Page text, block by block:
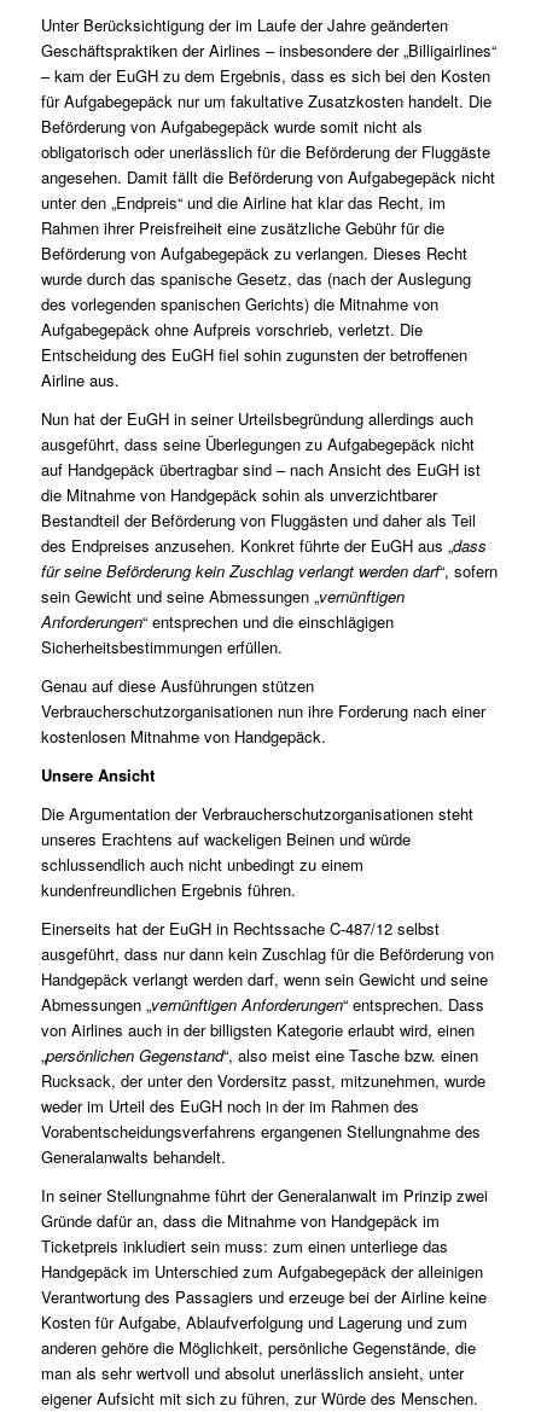
Unter Berücksichtigung der im Laufe der Jahre geänderten
Geschäftspraktiken der Airlines – insbesondere der „Billigairlines“
– kam der EuGH zu dem Ergebnis, dass es sich bei den Kosten
für Aufgabegepäck nur um fakultative Zusatzkosten handelt. Die
Beförderung von Aufgabegepäck wurde somit nicht als
obligatorisch oder unerlässlich für die Beförderung der Fluggäste
angesehen. Damit fällt die Beförderung von Aufgabegepäck nicht
unter den „Endpreis“ und die Airline hat klar das Recht, im
Rahmen ihrer Preisfreiheit eine zusätzliche Gebühr für die
Beförderung von Aufgabegepäck zu verlangen. Dieses Recht
wurde durch das spanische Gesetz, das (nach der Auslegung
des vorlegenden spanischen Gerichts) die Mitnahme von
Aufgabegepäck ohne Aufpreis vorschrieb, verletzt. Die
Entscheidung des EuGH fiel sohin zugunsten der betroffenen
Airline aus.
Nun hat der EuGH in seiner Urteilsbegründung allerdings auch
ausgeführt, dass seine Überlegungen zu Aufgabegepäck nicht
auf Handgepäck übertragbar sind – nach Ansicht des EuGH ist
die Mitnahme von Handgepäck sohin als unverzichtbarer
Bestandteil der Beförderung von Fluggästen und daher als Teil
des Endpreises anzusehen. Konkret führte der EuGH aus „dass
für seine Beförderung kein Zuschlag verlangt werden darf“, sofern
sein Gewicht und seine Abmessungen „vernünftigen
Anforderungen“ entsprechen und die einschlägigen
Sicherheitsbestimmungen erfüllen.
Genau auf diese Ausführungen stützen
Verbraucherschutzorganisationen nun ihre Forderung nach einer
kostenlosen Mitnahme von Handgepäck.
Unsere Ansicht
Die Argumentation der Verbraucherschutzorganisationen steht
unseres Erachtens auf wackeligen Beinen und würde
schlussendlich auch nicht unbedingt zu einem
kundenfreundlichen Ergebnis führen.
Einerseits hat der EuGH in Rechtssache C‑487/12 selbst
ausgeführt, dass nur dann kein Zuschlag für die Beförderung von
Handgepäck verlangt werden darf, wenn sein Gewicht und seine
Abmessungen „vernünftigen Anforderungen“ entsprechen. Dass
von Airlines auch in der billigsten Kategorie erlaubt wird, einen
„persönlichen Gegenstand“, also meist eine Tasche bzw. einen
Rucksack, der unter den Vordersitz passt, mitzunehmen, wurde
weder im Urteil des EuGH noch in der im Rahmen des
Vorabentscheidungsverfahrens ergangenen Stellungnahme des
Generalanwalts behandelt.
In seiner Stellungnahme führt der Generalanwalt im Prinzip zwei
Gründe dafür an, dass die Mitnahme von Handgepäck im
Ticketpreis inkludiert sein muss: zum einen unterliege das
Handgepäck im Unterschied zum Aufgabegepäck der alleinigen
Verantwortung des Passagiers und erzeuge bei der Airline keine
Kosten für Aufgabe, Ablaufverfolgung und Lagerung und zum
anderen gehöre die Möglichkeit, persönliche Gegenstände, die
man als sehr wertvoll und absolut unerlässlich ansieht, unter
eigener Aufsicht mit sich zu führen, zur Würde des Menschen.